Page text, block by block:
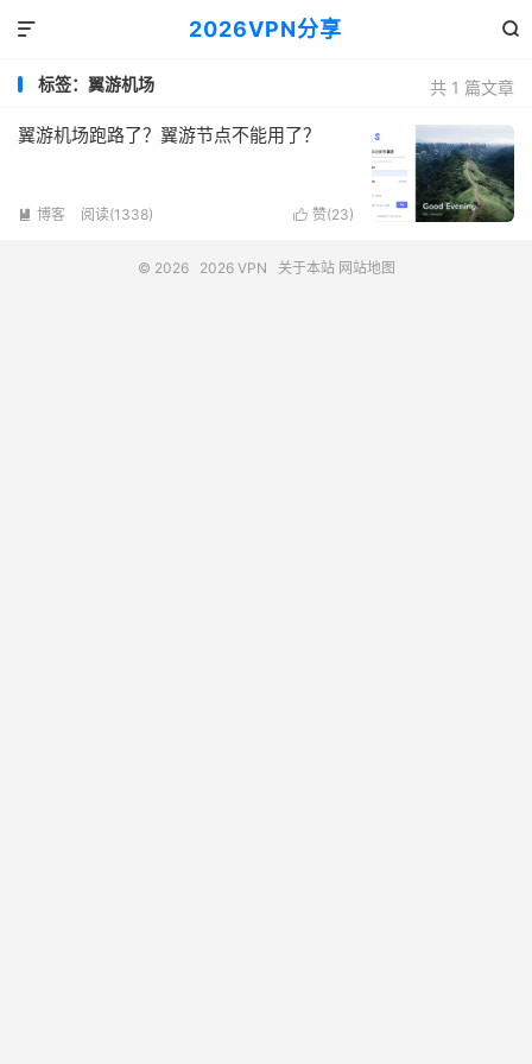
2026VPN分享 

共 1 篇文章
标签：翼游机场
翼游机场跑路了？翼游节点不能用了？
 赞(23)
 博客 阅读(1338)
© 2026 2026 VPN 关于本站 网站地图